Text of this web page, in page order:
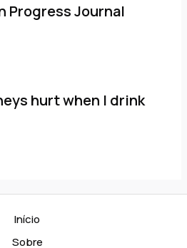
Progress Journal
hurt when I drink
Início
Sobre